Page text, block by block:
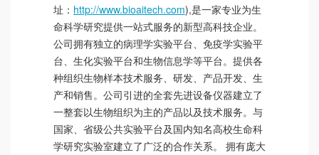
址： http://www.bioaitech.com),是一家专业为生
命科学研究提供一站式服务的新型高科技企业。
公司拥有独立的病理学实验平台、免疫学实验平
台、生化实验平台和生物信息学等平台。提供各
种组织生物样本技术服务、研发、产品开发、生
产和销售。公司引进的全套先进设备仪器建立了
一整套以生物组织为主的产品以及技术服务。与
国家、省级公共实验平台及国内知名高校生命科
学研究实验室建立了广泛的合作关系。 拥有庞大